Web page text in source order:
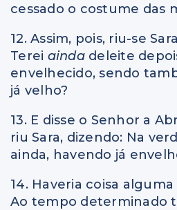
cessado o costume das
12. Assim, pois, riu-se
Terei ainda deleite
envelhecido, sendo
já velho?
13. E disse o Senhor a
riu Sara, dizendo: Na
ainda, havendo já
14. Haveria coisa
Ao tempo determinado